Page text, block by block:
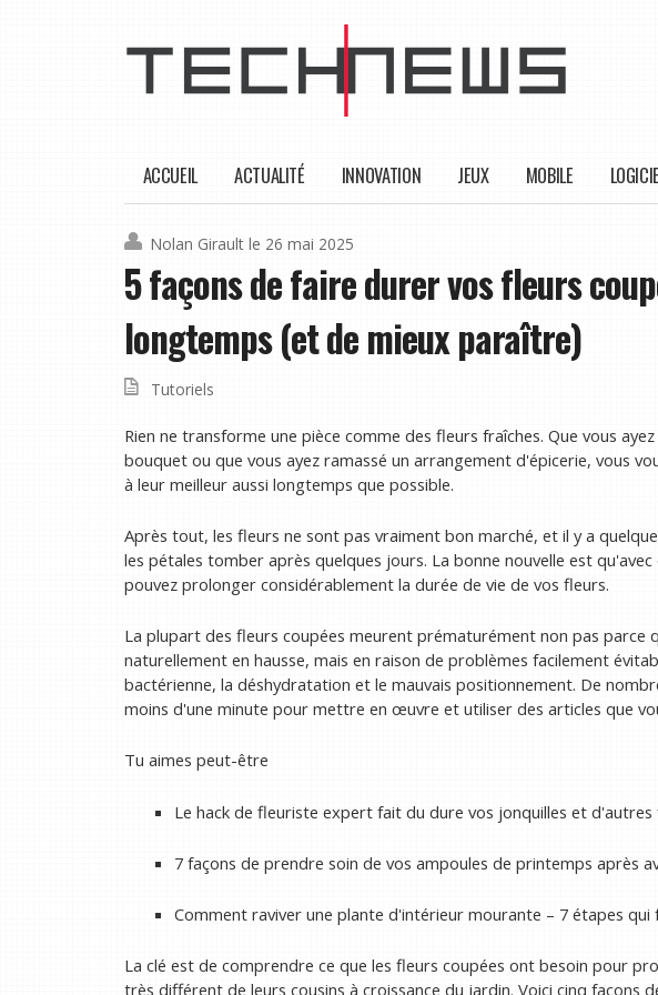
ACCUEIL ACTUALITÉ INNOVATION JEUX MOBILE
Nolan Girault le 26 mai 2025
5 façons de faire durer vos fleurs
longtemps (et de mieux paraître)
Tutoriels
Rien ne transforme une pièce comme des fleurs fraîches. Que vous
bouquet ou que vous ayez ramassé un arrangement d'épicerie, vous
à leur meilleur aussi longtemps que possible.
Après tout, les fleurs ne sont pas vraiment bon marché, et il y a
les pétales tomber après quelques jours. La bonne nouvelle est
pouvez prolonger considérablement la durée de vie de vos fleurs.
La plupart des fleurs coupées meurent prématurément non pas parce
naturellement en hausse, mais en raison de problèmes facilement
bactérienne, la déshydratation et le mauvais positionnement. De
moins d'une minute pour mettre en œuvre et utiliser des articles que
Tu aimes peut-être
Le hack de fleuriste expert fait du dure vos jonquilles et
7 façons de prendre soin de vos ampoules de printemps après
Comment raviver une plante d'intérieur mourante – 7 étapes
La clé est de comprendre ce que les fleurs coupées ont besoin pour
très différent de leurs cousins ​​à croissance du jardin. Voici cinq façons